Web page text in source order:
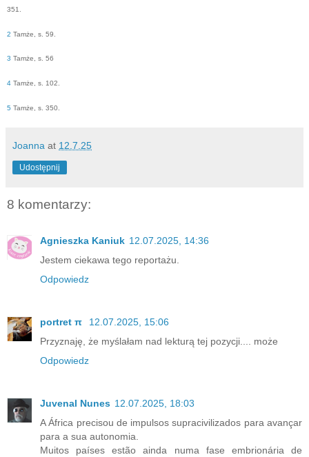
351.
2 Tamże, s. 59.
3 Tamże, s. 56
4 Tamże, s. 102.
5 Tamże, s. 350.
Joanna at 12.7.25
Udostępnij
8 komentarzy:
Agnieszka Kaniuk 12.07.2025, 14:36
Jestem ciekawa tego reportażu.
Odpowiedz
portret π
12.07.2025, 15:06
Przyznaję, że myślałam nad lekturą tej pozycji.... może
Odpowiedz
Juvenal Nunes 12.07.2025, 18:03
A África precisou de impulsos supracivilizados para avançar
para a sua autonomia.
Muitos países estão ainda numa fase embrionária de